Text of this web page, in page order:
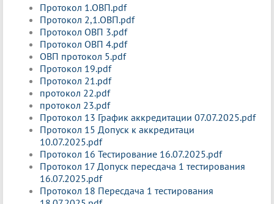
Протокол 1.ОВП.pdf
Протокол 2,1.ОВП.pdf
Протокол ОВП 3.pdf
Протокол ОВП 4.pdf
ОВП протокол 5.pdf
Протокол 19.pdf
Протокол 21.pdf
протокол 22.pdf
протокол 23.pdf
Протокол 13 График аккредитации 07.07.2025.pdf
Протокол 15 Допуск к аккредитаци
10.07.2025.pdf
Протокол 16 Тестирование 16.07.2025.pdf
Протокол 17 Допуск пересдача 1 тестирования
16.07.2025.pdf
Протокол 18 Пересдача 1 тестирования